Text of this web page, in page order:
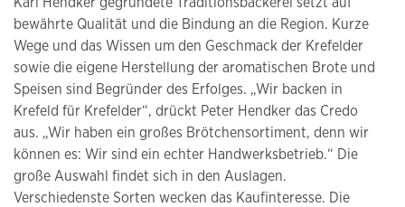
bewährte Qualität und die Bindung an die Region. Kurze
Wege und das Wissen um den Geschmack der Krefelder
sowie die eigene Herstellung der aromatischen Brote und
Speisen sind Begründer des Erfolges. „Wir backen in
Krefeld für Krefelder“, drückt Peter Hendker das Credo
aus. „Wir haben ein großes Brötchensortiment, denn wir
können es: Wir sind ein echter Handwerksbetrieb.“ Die
große Auswahl findet sich in den Auslagen.
Verschiedenste Sorten wecken das Kaufinteresse. Die